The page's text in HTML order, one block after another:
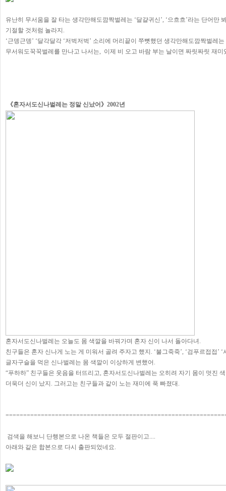
유난히 무서움을 잘 타는 생각만해도깜짝벌레는 ‘달걀귀신’, ‘으흐흐’라는 단어만
기절할 것처럼 놀라지.
‘근뎅근뎅’ ‘달각달각 ‘저벅저벅’ 소리에 머리끝이 쭈뼛했던 생각만해도깜짝벌레
무서워도꾹꾹벌레를 만나고 나서는, 이제 비 오고 바람 부는 날이면 짜릿짜릿 재
《혼자서도신나벌레는 정말 신났어》2002년
혼자서도신나벌레는 오늘도 몸 색깔을 바꿔가며 혼자 신이 나서 돌아다녀.
친구들은 혼자 신나게 노는 게 미워서 골려 주자고 했지. ‘불그죽죽’, ‘검푸르접접’ ‘
글자구슬을 먹은 신나벌레는 몸 색깔이 이상하게 변했어.
“푸하하” 친구들은 웃음을 터뜨리고, 혼자서도신나벌레는 오히려 자기 몸이 멋진
더욱더 신이 났지. 그러고는 친구들과 같이 노는 재미에 푹 빠졌대.
검색을 해보니 단행본으로 나온 책들은 모두 절판이고....
아래와 같은 합본으로 다시 출판되었네요.